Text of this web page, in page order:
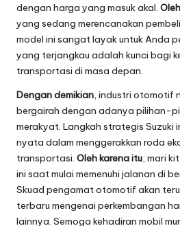
dengan harga yang masuk akal.
yang sedang merencanakan
model ini sangat layak untuk Anda
yang terjangkau adalah kunci bagi
transportasi di masa depan.
Dengan demikian, industri otomotif
bergairah dengan adanya pilihan-
merakyat. Langkah strategis Suzuki
nyata dalam menggerakkan roda
transportasi. Oleh karena itu, mari
ini saat mulai memenuhi jalanan di
Skuad pengamat otomotif akan
terbaru mengenai perkembangan
lainnya. Semoga kehadiran mobil